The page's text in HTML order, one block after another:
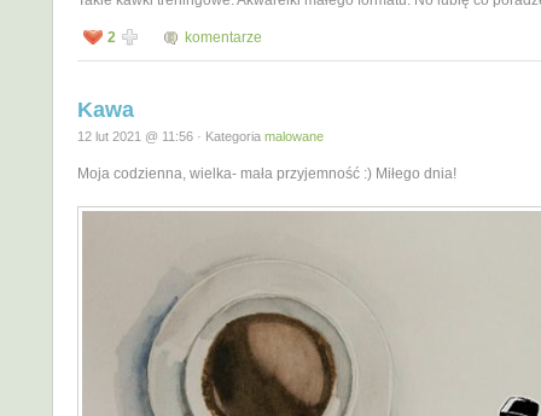
2 komentarze
Kawa
12 lut 2021 @ 11:56 · Kategoria malowane
Moja codzienna, wielka- mała przyjemność :) Miłego dnia!